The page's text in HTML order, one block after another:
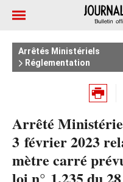
Arrêtés Ministériels
Réglementation
Arrêté
3 février 2023
mètre carré